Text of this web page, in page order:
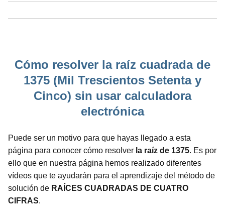
Cómo resolver la raíz cuadrada de
1375 (Mil Trescientos Setenta y
Cinco) sin usar calculadora
electrónica
Puede ser un motivo para que hayas llegado a esta
página para conocer cómo resolver la raíz de 1375. Es por
ello que en nuestra página hemos realizado diferentes
vídeos que te ayudarán para el aprendizaje del método de
solución de RAÍCES CUADRADAS DE CUATRO
CIFRAS.